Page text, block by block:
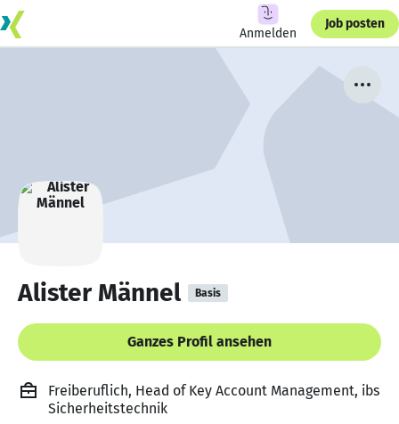
Anmelden
Job posten
Alister Männel Basis
Ganzes Profil ansehen
Freiberuflich, Head of Key Account Management, ibs
Sicherheitstechnik